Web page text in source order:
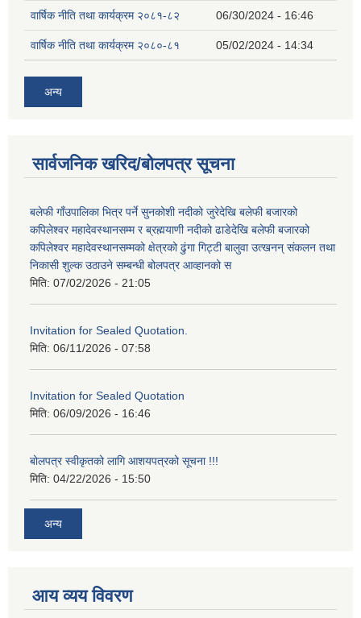
वार्षिक नीति तथा कार्यक्रम २०८१-८२ 06/30/2024 - 16:46
वार्षिक नीति तथा कार्यक्रम २०८०-८१ 05/02/2024 - 14:34
अन्य
सार्वजनिक खरिद/बोलपत्र सूचना
बलेफी गाँउपालिका भित्र पर्ने सुनकोशी नदीको जुरेदेखि बलेफी बजारको
कपिलेश्वर महादेवस्थानसम्म र ब्रह्मयाणी नदीको ढाडेदेखि बलेफी बजारको
कपिलेश्वर महादेवस्थानसम्मको क्षेत्रको ढुंगा गिट्टी बालुवा उत्खनन् संकलन तथा
निकासी शुल्क उठाउने सम्बन्धी बोलपत्र आव्हानको स
मिति: 07/02/2026 - 21:05
Invitation for Sealed Quotation.
मिति: 06/11/2026 - 07:58
Invitation for Sealed Quotation
मिति: 06/09/2026 - 16:46
बोलपत्र स्वीकृतको लागि आशयपत्रको सूचना !!!
मिति: 04/22/2026 - 15:50
अन्य
आय व्यय विवरण